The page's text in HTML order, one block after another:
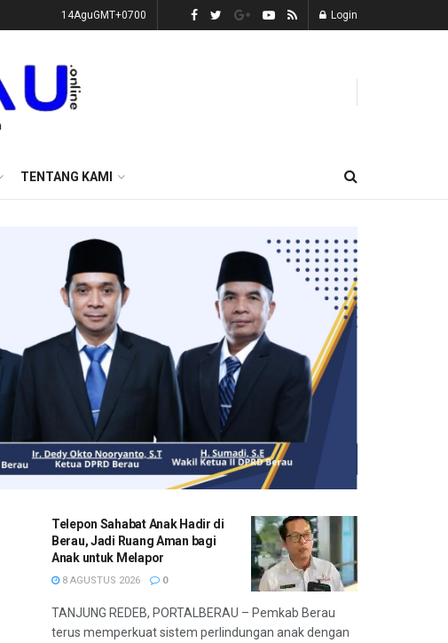
14AguGMT+0700 Login
TENTANG KAMI
Telepon Sahabat Anak Hadir di
Berau, Jadi Ruang Aman bagi
Anak untuk Melapor
8 AGUSTUS 2026 0
TANJUNG REDEB, PORTALBERAU – Pemkab Berau
terus memperkuat sistem perlindungan anak dengan